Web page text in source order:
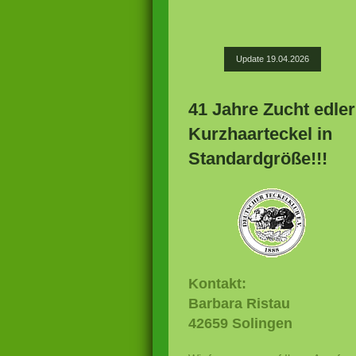
Update 19.04.2026
41 Jahre Zucht edler
Kurzhaarteckel in
Standardgröße!!!
Kontakt:
Barbara Ristau
42659 Solingen